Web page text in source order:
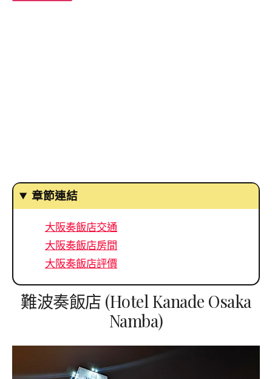
章節連結
大阪奏飯店交通
大阪奏飯店房間
大阪奏飯店評價
難波奏飯店 (Hotel Kanade Osaka
Namba)